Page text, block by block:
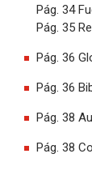
Pág. 34
Pág. 35
Pág. 36
Pág. 36
Pág. 38
Pág. 38